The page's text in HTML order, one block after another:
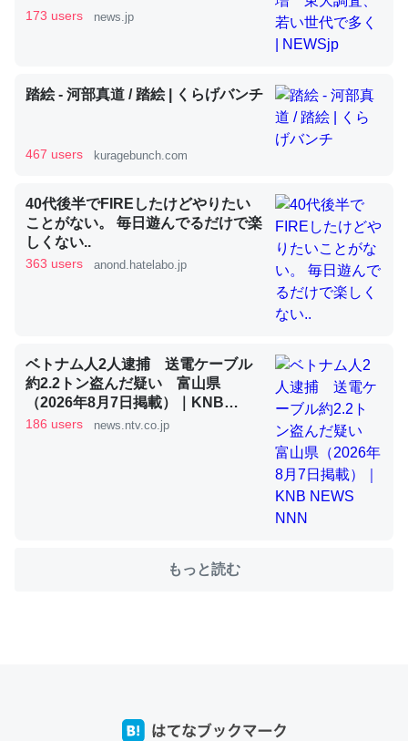
コオロギのカルシウム分はエビの600分の1程度。
─ニュース :: 【研究発表】昆虫学の大問題＝「昆虫はなぜ海にいな
利だから両方が拮抗してるのでは」とあって面白い。海に
いる鋏角類（カブトガニ・ウミグモ）はカルシウムを使わ
ずキチンを強化してる筈だが、酵素が違うのか？
─ニュース :: 【研究発表】昆虫学の大問題＝「昆虫はなぜ海にいな
これを元に考えるとカルシウムを大量に使う脊椎動物と貝
類は苦労してるんだな…。腹足類だと殻を無くしてナメク
─ニュース :: 【研究発表】昆虫学の大問題＝「昆虫はなぜ海にいな
173 users news.jp
踏絵 - 河部真道 / 踏絵 | くらげバンチ
467 users kuragebunch.com
40代後半でFIREしたけどやりたい
ことがない。 毎日遊んでるだけで楽
しくない..
363 users anond.hatelabo.jp
ベトナム人2人逮捕 送電ケーブル
約2.2トン盗んだ疑い 富山県
（2026年8月7日掲載）｜KNB
NEWS NNN
186 users news.ntv.co.jp
もっと読む